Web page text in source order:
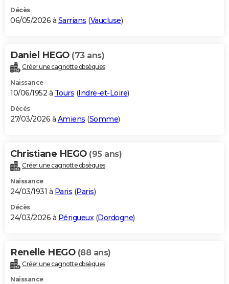
S'inscrire
Se connecter
Lycées
Collèges
Primaires
Universités
Entreprises
Service militaire
Avis de recherche
AVIS DE DÉCÈS
Bricolage
Lifestyle
Culture
Sport
Auto
Television
Voyage
Cinema
Décès
06/05/2026 à Sarrians (Vaucluse)
Daniel HEGO (73 ans)
Créer une cagnotte obsèques
Naissance
10/06/1952 à Tours (Indre-et-Loire)
Décès
27/03/2026 à Amiens (Somme)
Christiane HEGO (95 ans)
Créer une cagnotte obsèques
Naissance
24/03/1931 à Paris (Paris)
Décès
24/03/2026 à Périgueux (Dordogne)
Renelle HEGO (88 ans)
Créer une cagnotte obsèques
Naissance